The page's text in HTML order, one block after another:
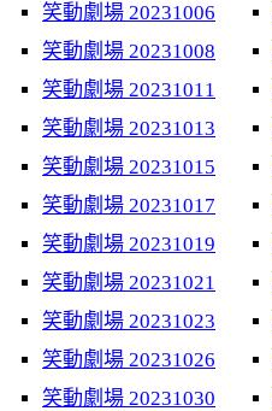
笑動劇場 20231006
笑動劇場 20231008
笑動劇場 20231011
笑動劇場 20231013
笑動劇場 20231015
笑動劇場 20231017
笑動劇場 20231019
笑動劇場 20231021
笑動劇場 20231023
笑動劇場 20231026
笑動劇場 20231030